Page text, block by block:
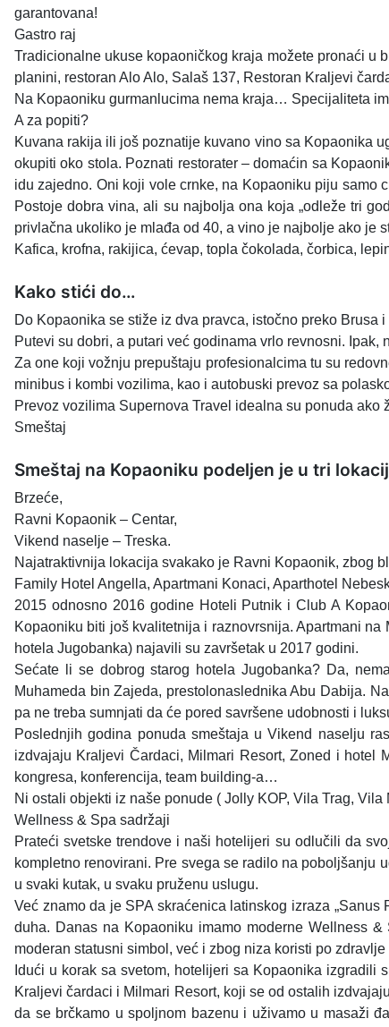
garantovana!
Gastro raj
Tradicionalne ukuse kopaoničkog kraja možete pronaći u
planini, restoran Alo Alo, Salaš 137, Restoran Kraljevi
Na Kopaoniku gurmanlucima nema kraja… Specijaliteta
A za popiti?
Kuvana rakija ili još poznatije kuvano vino sa Kopaonika
okupiti oko stola. Poznati restorater – domaćin sa
idu zajedno. Oni koji vole crnke, na Kopaoniku piju samo
Postoje dobra vina, ali su najbolja ona koja „odleže tri
privlačna ukoliko je mlađa od 40, a vino je najbolje ako je
Kafica, krofna, rakijica, ćevap, topla čokolada, čorbica,
Kako stići do…
Do Kopaonika se stiže iz dva pravca, istočno preko
Putevi su dobri, a putari već godinama vrlo revnosni.
Za one koji vožnju prepuštaju profesionalcima tu su
minibus i kombi vozilima, kao i autobuski prevoz sa
Prevoz vozilima Supernova Travel idealna su ponuda
Smeštaj
Smeštaj na Kopaoniku podeljen je u tri
Brzeće,
Ravni Kopaonik – Centar,
Vikend naselje – Treska.
Najatraktivnija lokacija svakako je Ravni Kopaonik, zbog
Family Hotel Angella, Apartmani Konaci, Aparthotel
2015 odnosno 2016 godine Hoteli Putnik i Club A
Kopaoniku biti još kvalitetnija i raznovrsnija. Apartmani
hotela Jugobanka) najavili su završetak u 2017 godini.
Sećate li se dobrog starog hotela Jugobanka? Da,
Muhameda bin Zajeda, prestolonaslednika Abu Dabija.
pa ne treba sumnjati da će pored savršene udobnosti i
Poslednjih godina ponuda smeštaja u Vikend naselju
izdvajaju Kraljevi Čardaci, Milmari Resort, Zoned i hotel
kongresa, konferencija, team building-a…
Ni ostali objekti iz naše ponude ( Jolly KOP, Vila Trag,
Wellness & Spa sadržaji
Prateći svetske trendove i naši hotelijeri su odlučili da
kompletno renovirani. Pre svega se radilo na poboljšanju
u svaki kutak, u svaku pruženu uslugu.
Već znamo da je SPA skraćenica latinskog izraza
duha. Danas na Kopaoniku imamo moderne Wellness
moderan statusni simbol, već i zbog niza koristi po
Idući u korak sa svetom, hotelijeri sa Kopaonika
Kraljevi čardaci i Milmari Resort, koji se od ostalih
da se brčkamo u spoljnom bazenu i uživamo u masaži